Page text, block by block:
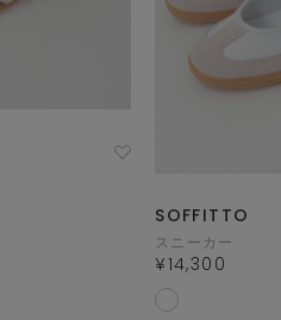
SOFFITTO
スニーカー
¥14,300